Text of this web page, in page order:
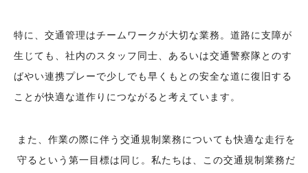
特に、交通管理はチームワークが大切な業務。 道路に支障が
生じても、社内のスタッフ同士、あるいは交通警察隊とのす
ばやい連携プレーで少しでも早くもとの安全な道に復旧する
ことが快適な道作りにつながると考えています。
また、作業の際に伴う交通規制業務についても快適な走行を
守るという第一目標は同じ。 私たちは、この交通規制業務だ